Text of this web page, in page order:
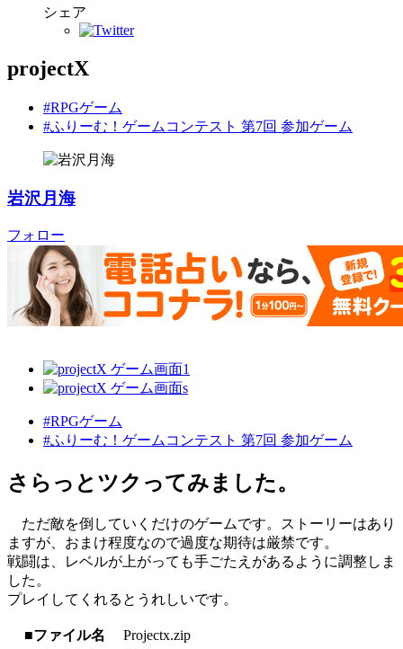
シェア
projectX
#RPGゲーム
#ふりーむ！ゲームコンテスト 第7回 参加ゲーム
岩沢月海
フォロー
#RPGゲーム
#ふりーむ！ゲームコンテスト 第7回 参加ゲーム
さらっとツクってみました。
ただ敵を倒していくだけのゲームです。ストーリーはあり
ますが、おまけ程度なので過度な期待は厳禁です。
戦闘は、レベルが上がっても手ごたえがあるように調整しま
した。
プレイしてくれるとうれしいです。
■ファイル名
Projectx.zip